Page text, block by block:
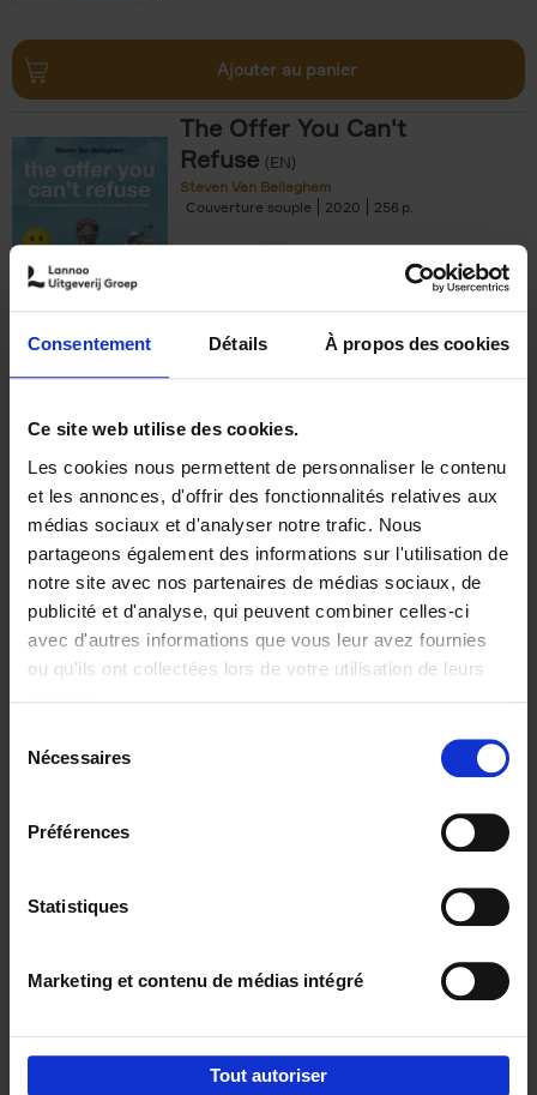
Consentement Détails À propos des cookies
Ce site web utilise des cookies.
Les cookies nous permettent de personnaliser le contenu
et les annonces, d'offrir des fonctionnalités relatives aux
médias sociaux et d'analyser notre trafic. Nous
partageons également des informations sur l'utilisation de
notre site avec nos partenaires de médias sociaux, de
publicité et d'analyse, qui peuvent combiner celles-ci
avec d'autres informations que vous leur avez fournies
ou qu'ils ont collectées lors de votre utilisation de leurs
Nécessaires
Préférences
Statistiques
Marketing et contenu de médias intégré
Tout autoriser
Ajouter au panier
The Offer You Can't
Refuse (EN)
Steven Van Belleghem
Couverture souple
2020 256
€37,50
Building Bonds = Building
Business
Jochen Roef Jozefien De Feyter
Carolien Boom
Couverture souple
2025 200
€29,99
Digital marketing like a PRO -
completely revised edition (EN)